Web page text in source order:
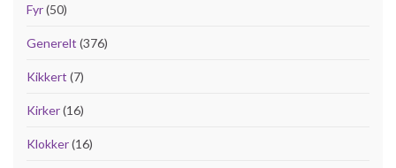
Fyr(50)
Generelt (376)
Kikkert (7)
Kirker(16)
Klokker(16)